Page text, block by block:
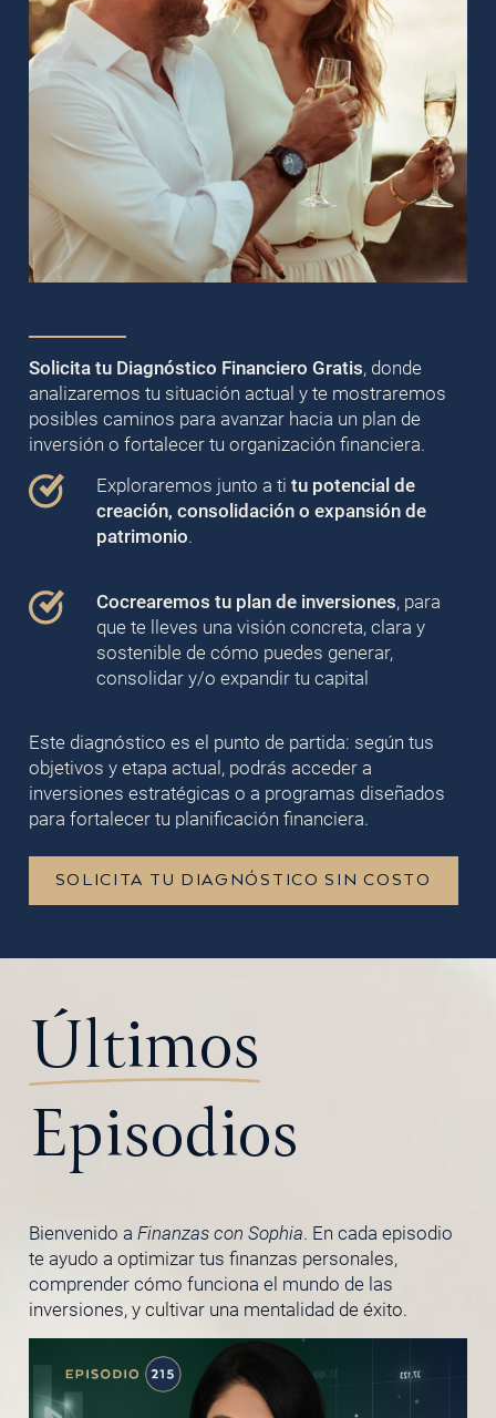
Solicita tu Diagnóstico Financiero Gratis, donde
analizaremos tu situación actual y te mostraremos
posibles caminos para avanzar hacia un plan de
inversión o fortalecer tu organización financiera.
Exploraremos junto a ti tu potencial de
creación, consolidación o expansión de
patrimonio.
Cocrearemos tu plan de inversiones, para
que te lleves una visión concreta, clara y
sostenible de cómo puedes generar,
consolidar y/o expandir tu capital
Este diagnóstico es el punto de partida: según tus
objetivos y etapa actual, podrás acceder a
inversiones estratégicas o a programas diseñados
para fortalecer tu planificación financiera.
SOLICITA TU DIAGNÓSTICO SIN COSTO
Últimos
Episodios
Bienvenido a Finanzas con Sophia. En cada episodio
te ayudo a optimizar tus finanzas personales,
comprender cómo funciona el mundo de las
inversiones, y cultivar una mentalidad de éxito.